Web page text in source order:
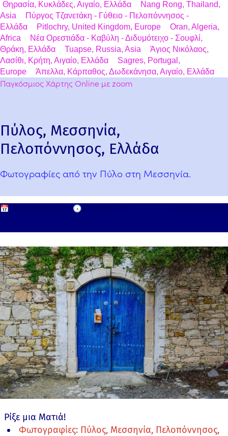
Θηρασία, Κυκλάδες, Αιγαίο, Ελλάδα
Nang Rong, Thailand,
Asia
Πύργος Τζανετάκη - Γύθειο - Πελοπόννησος -
Ελλάδα
Pitlochry, United Kingdom, Europe
Oran, Algeria,
Africa
Νέα Ορεστιάδα - Καβύλη - Διδυμότειχο - Σουφλί,
Θράκη, Ελλάδα
Tuapse, Russia, Asia
Άγιος Νικόλαος,
Λασίθι, Κρήτη, Αιγαίο, Ελλάδα
Sagres, Portugal,
Europe
Άπελλα, Κάρπαθος, Δωδεκάνησα, Αιγαίο, Ελλάδα
Παγκόσμιος Χάρτης Online με zoom
Πύλος, Μεσσηνία,
Πελοπόννησος, Ελλάδα
Φωτογραφίες από την Πύλο στη Μεσσηνία.
📅 🕟
Ρίξε μια Ματιά!
Φωτογραφίες: Πύλος, Μεσσηνία, Πελοπόννησος,